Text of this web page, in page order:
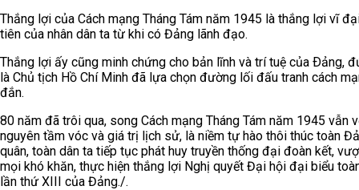
Thắng lợi của Cách mạng Tháng Tám năm 1945 là thắng lợi vĩ
tiên của nhân dân ta từ khi có Đảng lãnh đạo.
Thắng lợi ấy cũng minh chứng cho bản lĩnh và trí tuệ của Ðảng,
là Chủ tịch Hồ Chí Minh đã lựa chọn đường lối đấu tranh cách
đắn.
80 năm đã trôi qua, song Cách mạng Tháng Tám năm 1945 vẫn
nguyên tầm vóc và giá trị lịch sử, là niềm tự hào thôi thúc toàn
quân, toàn dân ta tiếp tục phát huy truyền thống đại đoàn kết,
mọi khó khăn, thực hiện thắng lợi Nghị quyết Đại hội đại biểu
lần thứ XIII của Đảng./.